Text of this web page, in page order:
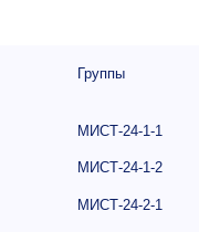
Группы
МИСТ-24-1-1
МИСТ-24-1-2
МИСТ-24-2-1